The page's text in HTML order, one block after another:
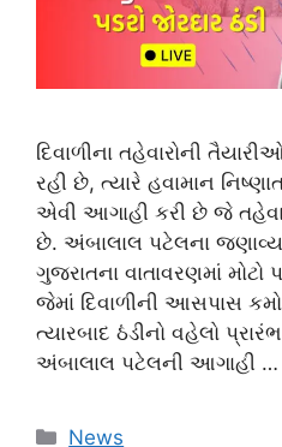
દિવાળીના તહેવારોની
રહી છે, ત્યારે હવામાન
એવી આગાહી કરી છે જે
છે. અંબાલાલ પટેલના
ગુજરાતના વાતાવરણમાં
જેમાં દિવાળીની આસપાસ
ત્યારબાદ ઠંડીનો વહેલો
અંબાલાલ પટેલની આગાહી …
Categories
News